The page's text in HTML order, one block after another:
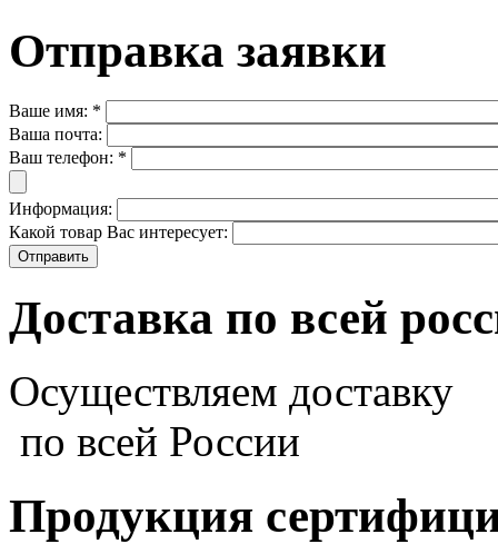
Отправка заявки
Ваше имя: *
Ваша почта:
Ваш телефон: *
Информация:
Какой товар Вас интересует:
Доставка по всей
Осуществляем доставку
по всей России
Продукция